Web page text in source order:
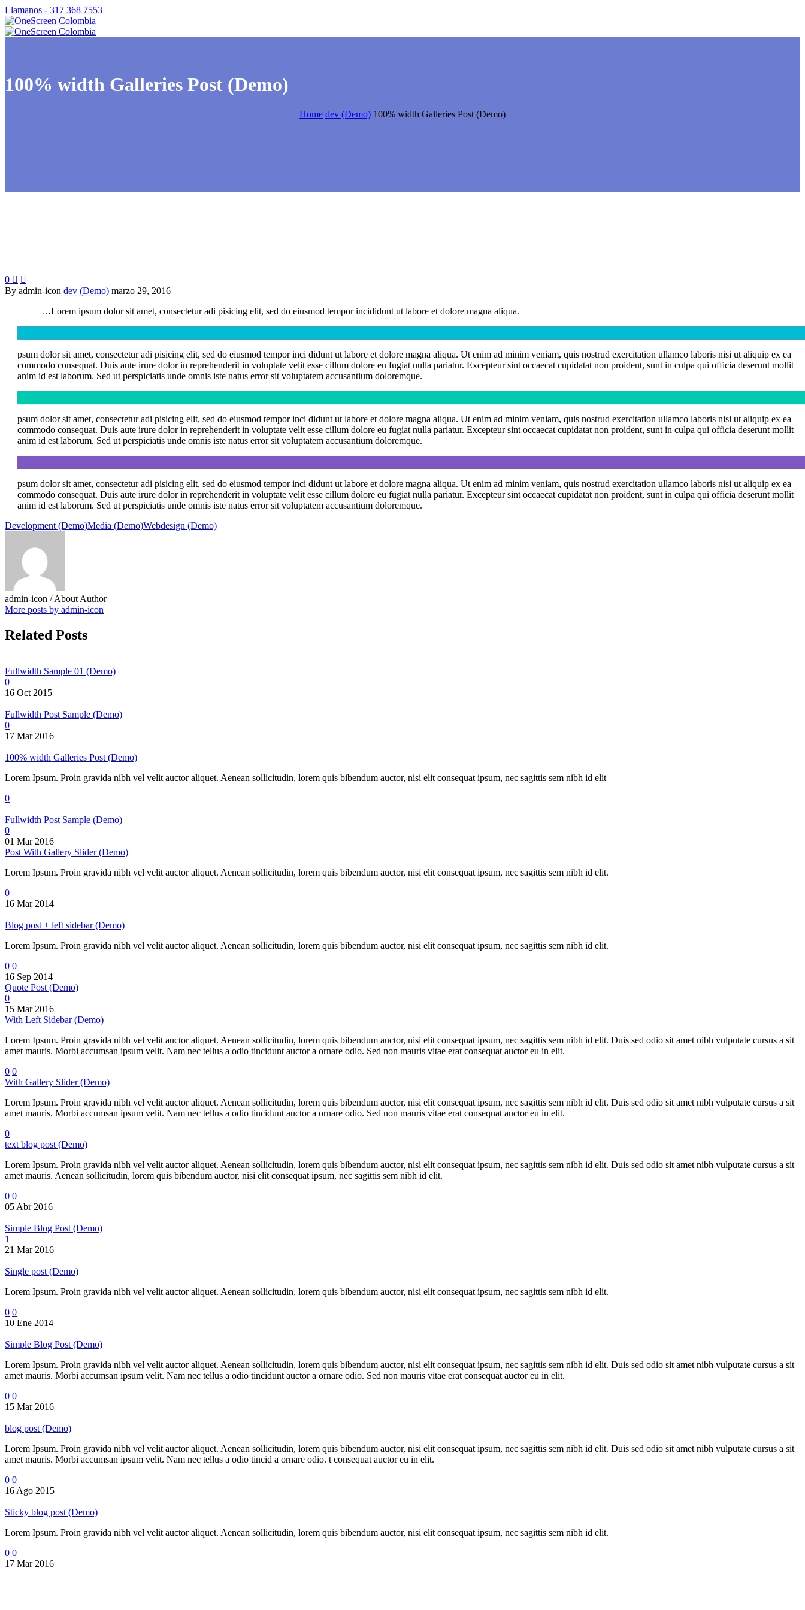
Llamanos - 317 368 7553
100% width Galleries Post (Demo)
Home dev (Demo) 100% width Galleries Post (Demo)
0  
By admin-icon dev (Demo) marzo 29, 2016
…Lorem ipsum dolor sit amet, consectetur adi pisicing elit, sed do eiusmod tempor incididunt ut labore et dolore magna aliqua.
psum dolor sit amet, consectetur adi pisicing elit, sed do eiusmod tempor inci didunt ut labore et dolore magna aliqua. Ut enim ad minim veniam, quis nostrud exercitation ullamco laboris nisi ut aliquip ex ea
commodo consequat. Duis aute irure dolor in reprehenderit in voluptate velit esse cillum dolore eu fugiat nulla pariatur. Excepteur sint occaecat cupidatat non proident, sunt in culpa qui officia deserunt mollit
anim id est laborum. Sed ut perspiciatis unde omnis iste natus error sit voluptatem accusantium doloremque.
psum dolor sit amet, consectetur adi pisicing elit, sed do eiusmod tempor inci didunt ut labore et dolore magna aliqua. Ut enim ad minim veniam, quis nostrud exercitation ullamco laboris nisi ut aliquip ex ea
commodo consequat. Duis aute irure dolor in reprehenderit in voluptate velit esse cillum dolore eu fugiat nulla pariatur. Excepteur sint occaecat cupidatat non proident, sunt in culpa qui officia deserunt mollit
anim id est laborum. Sed ut perspiciatis unde omnis iste natus error sit voluptatem accusantium doloremque.
psum dolor sit amet, consectetur adi pisicing elit, sed do eiusmod tempor inci didunt ut labore et dolore magna aliqua. Ut enim ad minim veniam, quis nostrud exercitation ullamco laboris nisi ut aliquip ex ea
commodo consequat. Duis aute irure dolor in reprehenderit in voluptate velit esse cillum dolore eu fugiat nulla pariatur. Excepteur sint occaecat cupidatat non proident, sunt in culpa qui officia deserunt mollit
anim id est laborum. Sed ut perspiciatis unde omnis iste natus error sit voluptatem accusantium doloremque.
Development (Demo)Media (Demo)Webdesign (Demo)
admin-icon / About Author
More posts by admin-icon
Related Posts
Fullwidth Sample 01 (Demo)
0
16 Oct 2015
Fullwidth Post Sample (Demo)
0
17 Mar 2016
100% width Galleries Post (Demo)
Lorem Ipsum. Proin gravida nibh vel velit auctor aliquet. Aenean sollicitudin, lorem quis bibendum auctor, nisi elit consequat ipsum, nec sagittis sem nibh id elit
0
Fullwidth Post Sample (Demo)
0
01 Mar 2016
Post With Gallery Slider (Demo)
Lorem Ipsum. Proin gravida nibh vel velit auctor aliquet. Aenean sollicitudin, lorem quis bibendum auctor, nisi elit consequat ipsum, nec sagittis sem nibh id elit.
0
16 Mar 2014
Blog post + left sidebar (Demo)
Lorem Ipsum. Proin gravida nibh vel velit auctor aliquet. Aenean sollicitudin, lorem quis bibendum auctor, nisi elit consequat ipsum, nec sagittis sem nibh id elit.
0 0
16 Sep 2014
Quote Post (Demo)
0
15 Mar 2016
With Left Sidebar (Demo)
Lorem Ipsum. Proin gravida nibh vel velit auctor aliquet. Aenean sollicitudin, lorem quis bibendum auctor, nisi elit consequat ipsum, nec sagittis sem nibh id elit. Duis sed odio sit amet nibh vulputate cursus a sit
amet mauris. Morbi accumsan ipsum velit. Nam nec tellus a odio tincidunt auctor a ornare odio. Sed non mauris vitae erat consequat auctor eu in elit.
0 0
With Gallery Slider (Demo)
Lorem Ipsum. Proin gravida nibh vel velit auctor aliquet. Aenean sollicitudin, lorem quis bibendum auctor, nisi elit consequat ipsum, nec sagittis sem nibh id elit. Duis sed odio sit amet nibh vulputate cursus a sit
amet mauris. Morbi accumsan ipsum velit. Nam nec tellus a odio tincidunt auctor a ornare odio. Sed non mauris vitae erat consequat auctor eu in elit.
0
text blog post (Demo)
Lorem Ipsum. Proin gravida nibh vel velit auctor aliquet. Aenean sollicitudin, lorem quis bibendum auctor, nisi elit consequat ipsum, nec sagittis sem nibh id elit. Duis sed odio sit amet nibh vulputate cursus a sit
amet mauris. Aenean sollicitudin, lorem quis bibendum auctor, nisi elit consequat ipsum, nec sagittis sem nibh id elit.
0 0
05 Abr 2016
Simple Blog Post (Demo)
1
21 Mar 2016
Single post (Demo)
Lorem Ipsum. Proin gravida nibh vel velit auctor aliquet. Aenean sollicitudin, lorem quis bibendum auctor, nisi elit consequat ipsum, nec sagittis sem nibh id elit.
0 0
10 Ene 2014
Simple Blog Post (Demo)
Lorem Ipsum. Proin gravida nibh vel velit auctor aliquet. Aenean sollicitudin, lorem quis bibendum auctor, nisi elit consequat ipsum, nec sagittis sem nibh id elit. Duis sed odio sit amet nibh vulputate cursus a sit
amet mauris. Morbi accumsan ipsum velit. Nam nec tellus a odio tincidunt auctor a ornare odio. Sed non mauris vitae erat consequat auctor eu in elit.
0 0
15 Mar 2016
blog post (Demo)
Lorem Ipsum. Proin gravida nibh vel velit auctor aliquet. Aenean sollicitudin, lorem quis bibendum auctor, nisi elit consequat ipsum, nec sagittis sem nibh id elit. Duis sed odio sit amet nibh vulputate cursus a sit
amet mauris. Morbi accumsan ipsum velit. Nam nec tellus a odio tincid a ornare odio. t consequat auctor eu in elit.
0 0
16 Ago 2015
Sticky blog post (Demo)
Lorem Ipsum. Proin gravida nibh vel velit auctor aliquet. Aenean sollicitudin, lorem quis bibendum auctor, nisi elit consequat ipsum, nec sagittis sem nibh id elit.
0 0
17 Mar 2016